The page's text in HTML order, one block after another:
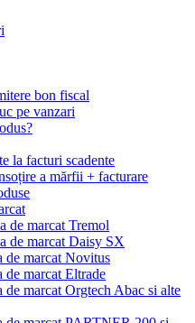
bon fiscal
pe vanzari
la facturi scadente
a mărfii + facturare
de marcat Tremol
de marcat Daisy SX
de marcat Novitus
de marcat Eltrade
de marcat Orgtech Abac si alte